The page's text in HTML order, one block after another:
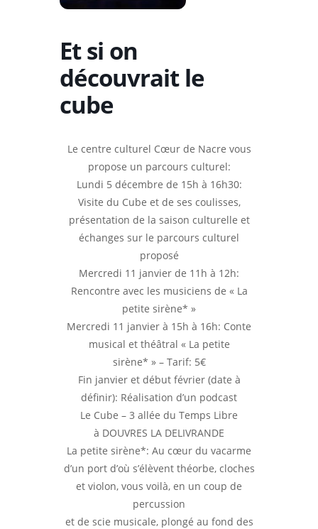
Et si on
découvrait le
cube
Le centre culturel Cœur de Nacre vous
propose un parcours culturel:
Lundi 5 décembre de 15h à 16h30:
Visite du Cube et de ses coulisses,
présentation de la saison culturelle et
échanges sur le parcours culturel
proposé
Mercredi 11 janvier de 11h à 12h:
Rencontre avec les musiciens de « La
petite sirène* »
Mercredi 11 janvier à 15h à 16h: Conte
musical et théâtral « La petite
sirène* » – Tarif: 5€
Fin janvier et début février (date à
définir): Réalisation d’un podcast
Le Cube – 3 allée du Temps Libre
à DOUVRES LA DELIVRANDE
La petite sirène*: Au cœur du vacarme
d’un port d’où s’élèvent théorbe, cloches
et violon, vous voilà, en un coup de
percussion
et de scie musicale, plongé au fond des